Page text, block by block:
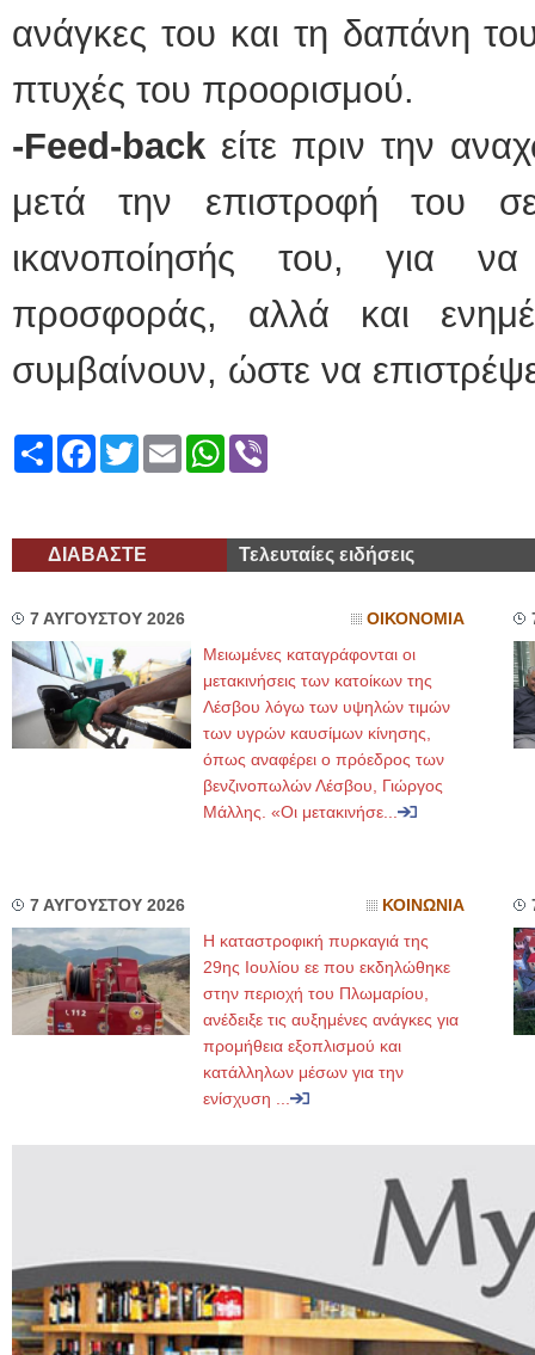
ανάγκες του και τη δαπάνη
πτυχές του προορισμού.
-Feed - back είτε πριν την
μετά την επιστροφή του
ικανοποίησής του, για
προσφοράς, αλλά και
συμβαίνουν, ώστε να
ShareFacebook
TwitterEmailWhatsApp
ΔΙΑΒΑΣΤΕ Τελευταίες ειδήσεις
7 ΑΥΓΟΥΣΤΟΥ 2026 ΟΙΚΟΝΟΜΙΑ
Μειωμένες καταγράφονται οι
μετακινήσεις των κατοίκων της
Λέσβου λόγω των υψηλών τιμών
των υγρών καυσίμων κίνησης,
όπως αναφέρει ο πρόεδρος των
βενζινοπωλών Λέσβου, Γιώργος
Μάλλης. «Οι μετακινήσε...
7 ΑΥΓΟΥΣΤΟΥ 2026 ΚΟΙΝΩΝΙΑ
Η καταστροφική πυρκαγιά της
29ης Ιουλίου εε που εκδηλώθηκε
στην περιοχή του Πλωμαρίου,
ανέδειξε τις αυξημένες ανάγκες για
προμήθεια εξοπλισμού και
κατάλληλων μέσων για την
ενίσχυση ...